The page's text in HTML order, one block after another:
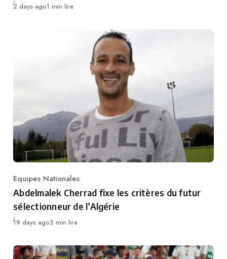
Publié
2 days ago1 min lire
Category
Equipes Nationales
Abdelmalek Cherrad fixe les critères du futur
sélectionneur de l’Algérie
Publié
19 days ago2 min lire